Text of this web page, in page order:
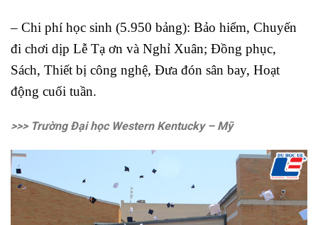
– Chi phí học sinh (5.950 bảng): Bảo hiểm, Chuyến
đi chơi dịp Lễ Tạ ơn và Nghỉ Xuân; Đồng phục,
Sách, Thiết bị công nghệ, Đưa đón sân bay, Hoạt
động cuối tuần.
>>> Trường Đại học Western Kentucky – Mỹ